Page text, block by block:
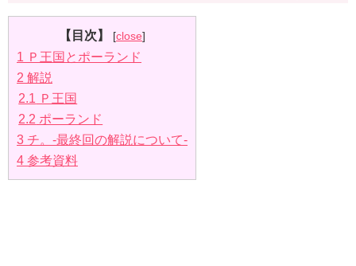
【目次】 [close]
1 Ｐ王国とポーランド
2 解説
2.1 Ｐ王国
2.2 ポーランド
3 チ。-最終回の解説について-
4 参考資料